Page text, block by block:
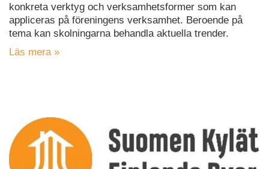
konkreta verktyg och verksamhetsformer som kan
appliceras på föreningens verksamhet. Beroende på
tema kan skolningarna behandla aktuella trender.
Läs mera »